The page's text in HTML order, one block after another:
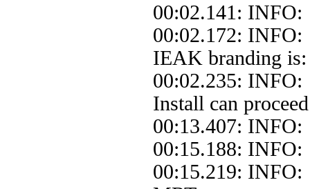
00:02.141:
00:02.172:
IEAK branding
00:02.235:
Install can
00:13.407:
00:15.188:
00:15.219: